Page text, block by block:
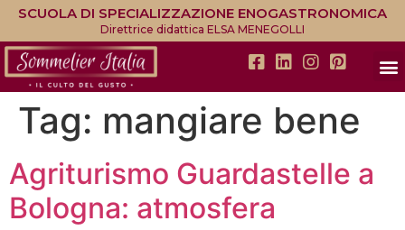
SCUOLA DI SPECIALIZZAZIONE ENOGASTRONOMICA
Direttrice didattica ELSA MENEGOLLI
Tag: mangiare bene
Agriturismo Guardastelle a
Bologna: atmosfera